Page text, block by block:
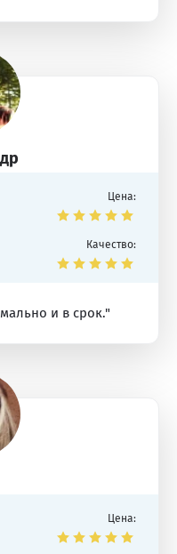
Цена:
Качество:
и в срок."
Цена: